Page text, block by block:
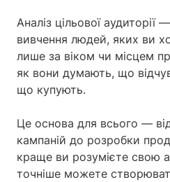
Аналіз цільової
вивчення людей, яких ви
лише за віком чи місцем
як вони думають, що
що купують.
Це основа для всього —
кампаній до розробки
краще ви розумієте свою
точніше можете